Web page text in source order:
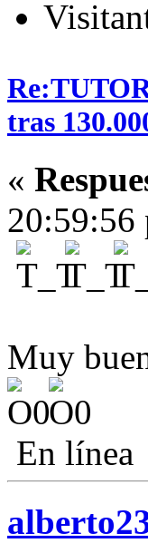
tras
«
20:59:56
Muy
En línea